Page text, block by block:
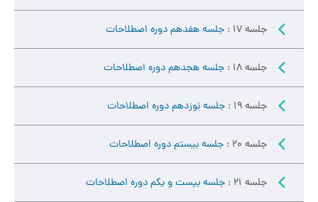
جلسه 17 : جلسه هفدهم دوره اصطلاحات
جلسه 18 : جلسه هجدهم دوره اصطلاحات
جلسه 19 : جلسه نوزدهم دوره اصطلاحات
جلسه 20 : جلسه بیستم دوره اصطلاحات
جلسه 21 : جلسه بیست و یکم دوره اصطلاحات